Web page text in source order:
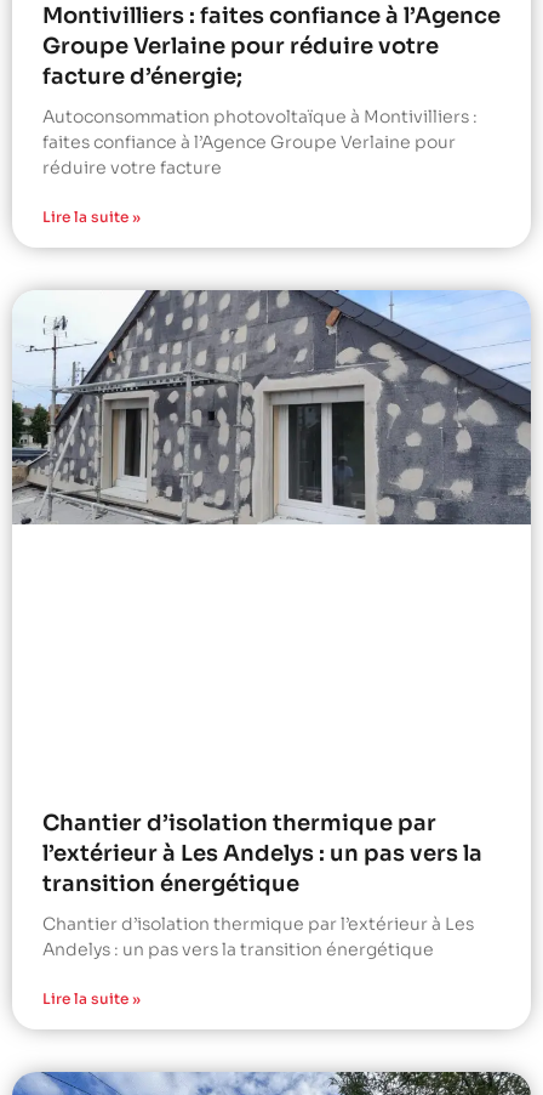
Montivilliers : faites confiance à l’Agence
Groupe Verlaine pour réduire votre
facture d’énergie;
Autoconsommation photovoltaïque à Montivilliers :
faites confiance à l’Agence Groupe Verlaine pour
réduire votre facture
Lire la suite »
Chantier d’isolation thermique par
l’extérieur à Les Andelys : un pas vers la
transition énergétique
Chantier d’isolation thermique par l’extérieur à Les
Andelys : un pas vers la transition énergétique
Lire la suite »